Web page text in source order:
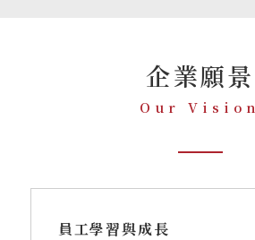
企業願景
Our Vision
員工學習與成長